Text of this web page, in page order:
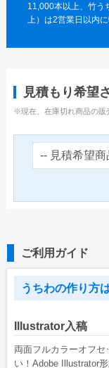
エコ紙うちわ（
UVうちわ（M
UVうちわ（XS
お問い合わせ
お問い合わせフ
見積請求フォー
11,000本以上、竹う
上）は2営業日以内
見積もり希望
※現在、在庫切れ商品の販
ご利用ガイド
うちわの作り方
Illustrator入稿
両面フルカラーオフ
い！Adobe Illustrator